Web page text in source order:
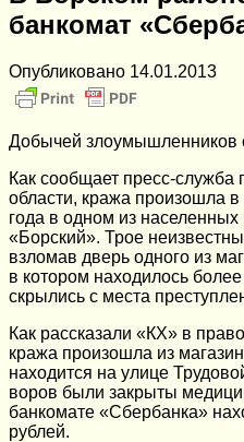
банкомат
Опубликовано 14.01.2013
Добычей злоумышленников
Как сообщает пресс-
области, кража произошла
года в одном из населенных
«Борский». Трое
взломав дверь одного из
в котором находилось
скрылись с места
Как рассказали «КХ» в
кража произошла из
находится на улице
воров были закрыты
банкомате «Сбербанка»
рублей.